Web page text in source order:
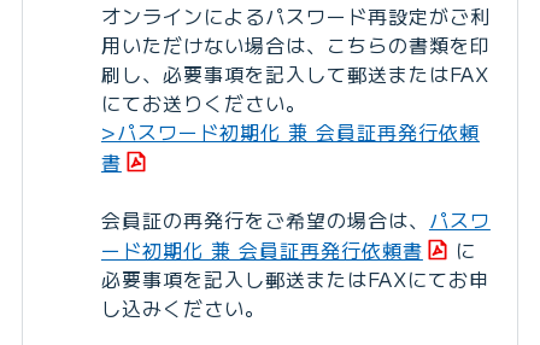
オンラインによるパスワード再設定がご利
用いただけない場合は、こちらの書類を印
刷し、必要事項を記入して郵送またはFAX
にてお送りください。
>パスワード初期化 兼 会員証再発行依頼
書
会員証の再発行をご希望の場合は、 パスワ
ード初期化 兼 会員証再発行依頼書
に
必要事項を記入し郵送またはFAXにてお申
し込みください。